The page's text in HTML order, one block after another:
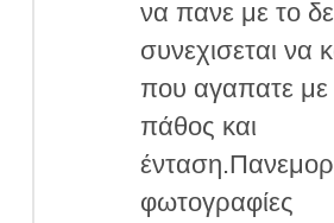
να πανε με το
συνεχισεται να
που αγαπατε με
πάθος και
φωτογραφίες